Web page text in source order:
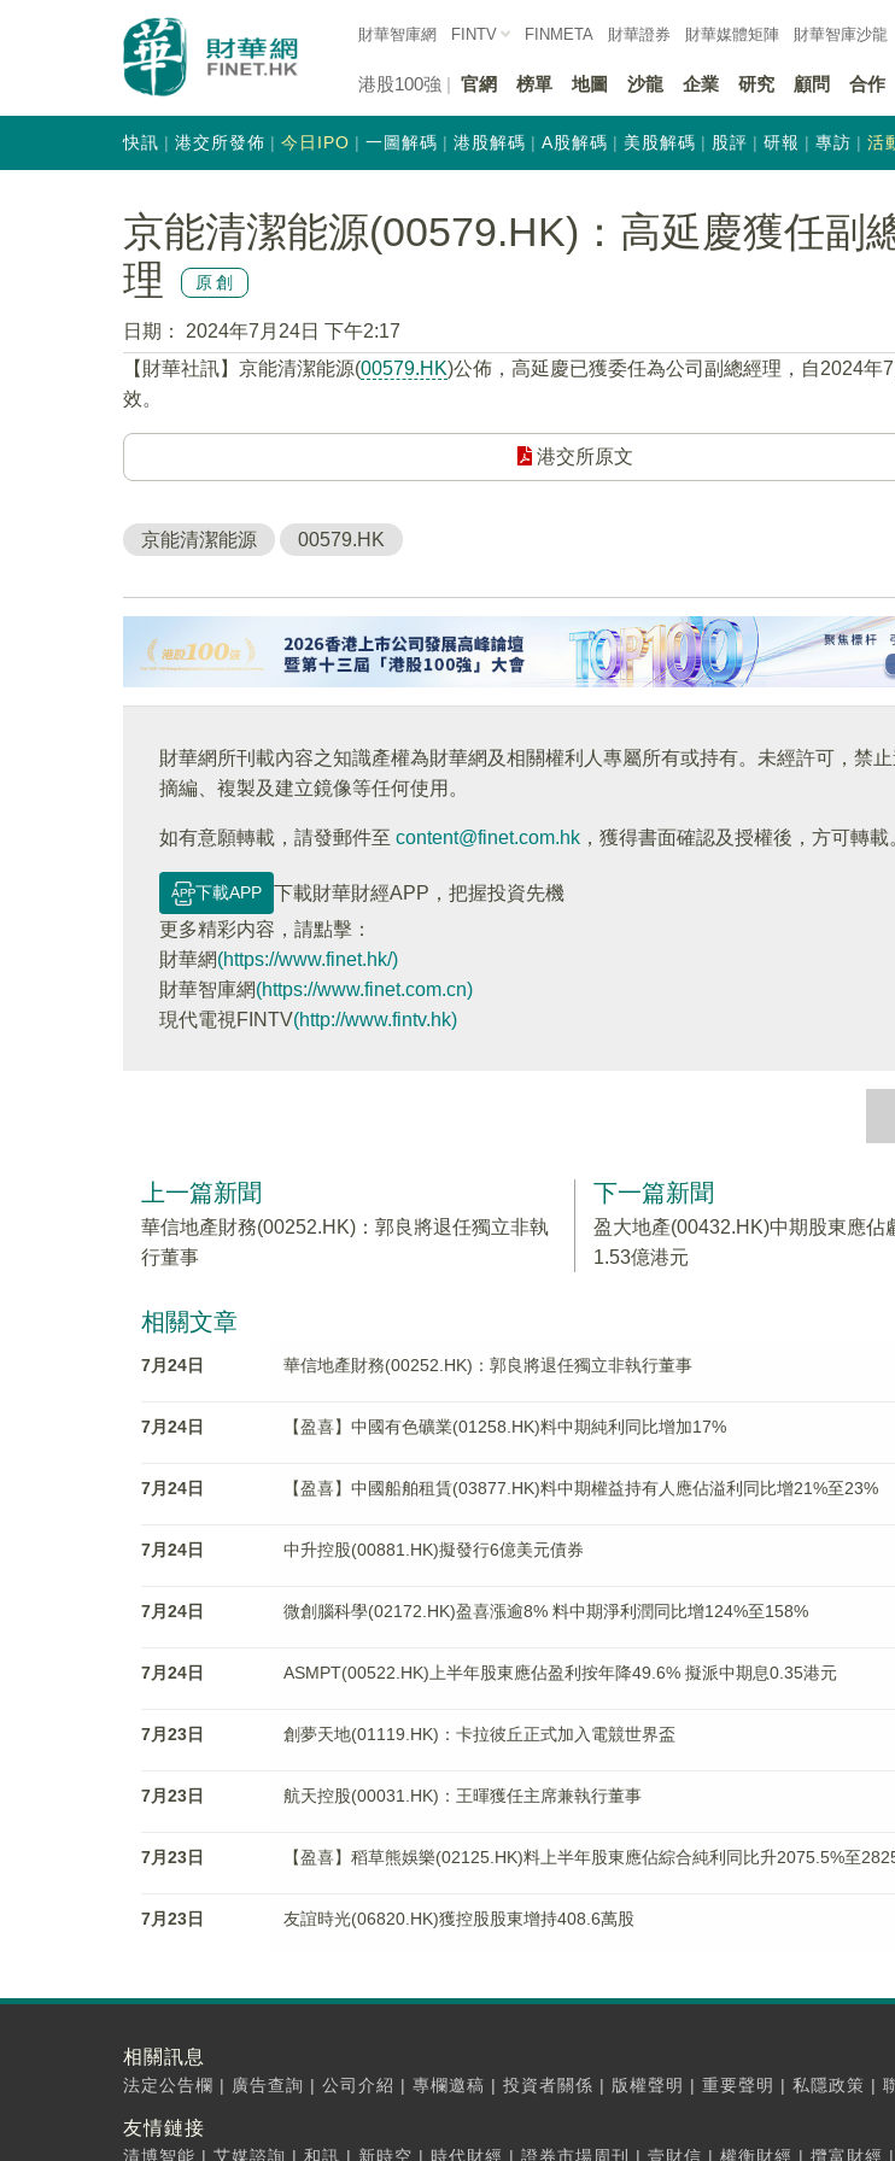
財華智庫網 FINTV FINMETA 財華證券 財華媒體矩陣 財華智庫沙龍
港股100強 官網 榜單 地圖 沙龍 企業 研究 顧問 合作
快訊 港交所發佈 今日IPO 一圖解碼 港股解碼 A股解碼 美股解碼 股評 研報 專訪 活
京能清潔能源(00579.HK)：高延慶獲任副
理
原創
日期：
2024年7月24日 下午2:17
【財華社訊】京能清潔能源(00579.HK)公佈，高延慶已獲委任為公司副總經理，自2024年
效。
港交所原文
京能清潔能源 00579.HK
財華網所刊載內容之知識產權為財華網及相關權利人專屬所有或持有。未經許可，禁止
摘編、複製及建立鏡像等任何使用。
如有意願轉載，請發郵件至 content@finet.com.hk ，獲得書面確認及授權後，方可轉載
下載APP
下載財華財經APP，把握投資先機
更多精彩内容，請點擊：
財華網(https://www.finet.hk/)
財華智庫網(https://www.finet.com.cn)
現代電視FINTV(http://www.fintv.hk)
上一篇新聞
華信地產財務(00252.HK)：郭良將退任獨立非執
行董事
下一篇新聞
盈大地產(00432.HK)中期股東應佔
1.53億港元
相關文章
7月24日 華信地產財務(00252.HK)：郭良將退任獨立非執行董事
7月24日 【盈喜】中國有色礦業(01258.HK)料中期純利同比增加17%
7月24日 【盈喜】中國船舶租賃(03877.HK)料中期權益持有人應佔溢利同比增21%至23%
7月24日 中升控股(00881.HK)擬發行6億美元債券
7月24日 微創腦科學(02172.HK)盈喜漲逾8% 料中期淨利潤同比增124%至158%
7月24日 ASMPT(00522.HK)上半年股東應佔盈利按年降49.6% 擬派中期息0.35港元
7月23日 創夢天地(01119.HK)：卡拉彼丘正式加入電競世界盃
7月23日 航天控股(00031.HK)：王暉獲任主席兼執行董事
7月23日 【盈喜】稻草熊娛樂(02125.HK)料上半年股東應佔綜合純利同比升2075.5%至
7月23日 友誼時光(06820.HK)獲控股股東增持408.6萬股
相關訊息
法定公告欄 | 廣告查詢 | 公司介紹 | 專欄邀稿 | 投資者關係 | 版權聲明 | 重要聲明 | 私隱政策 |
友情鏈接
清博智能 | 艾媒諮詢 | 和訊 | 新時空 | 時代財經 | 證券市場周刊 | 壹財信 | 權衡財經 | 攬富財經 |